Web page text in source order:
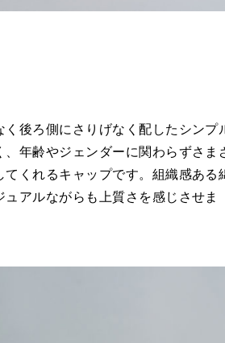
後ろ側にさりげなく配したシンプ
年齢やジェンダーに関わらずさま
くれるキャップです。組織感ある
アルながらも上質さを感じさせま